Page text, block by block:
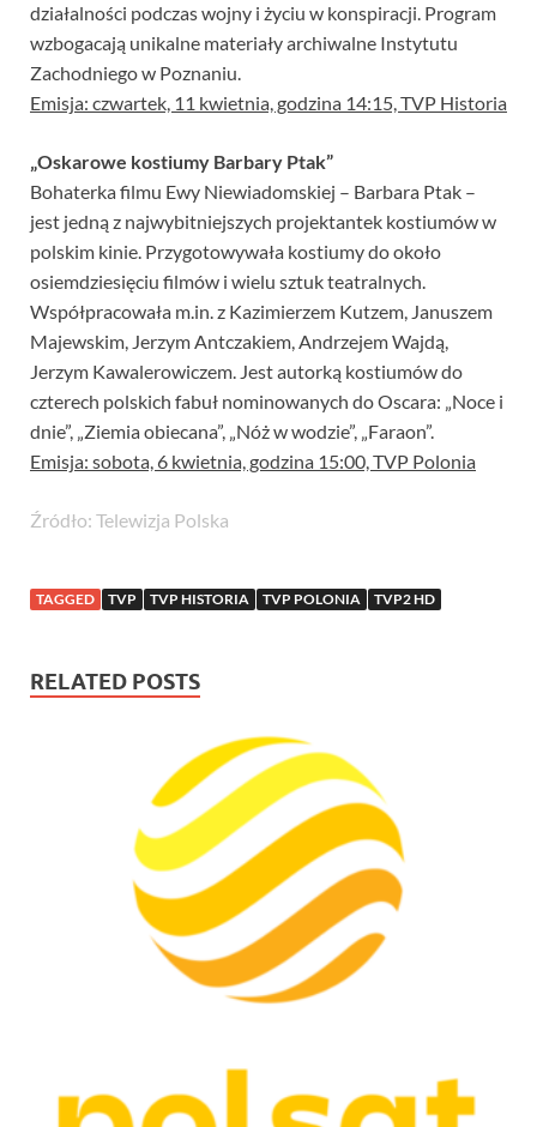
działalności podczas wojny i życiu w konspiracji. Program
wzbogacają unikalne materiały archiwalne Instytutu
Zachodniego w Poznaniu.
Emisja: czwartek, 11 kwietnia, godzina 14:15, TVP Historia
„Oskarowe kostiumy Barbary Ptak”
Bohaterka filmu Ewy Niewiadomskiej – Barbara Ptak –
jest jedną z najwybitniejszych projektantek kostiumów w
polskim kinie. Przygotowywała kostiumy do około
osiemdziesięciu filmów i wielu sztuk teatralnych.
Współpracowała m.in. z Kazimierzem Kutzem, Januszem
Majewskim, Jerzym Antczakiem, Andrzejem Wajdą,
Jerzym Kawalerowiczem. Jest autorką kostiumów do
czterech polskich fabuł nominowanych do Oscara: „Noce i
dnie”, „Ziemia obiecana”, „Nóż w wodzie”, „Faraon”.
Emisja: sobota, 6 kwietnia, godzina 15:00, TVP Polonia
Źródło: Telewizja Polska
TAGGED TVP TVP HISTORIA TVP POLONIA TVP2 HD
RELATED POSTS